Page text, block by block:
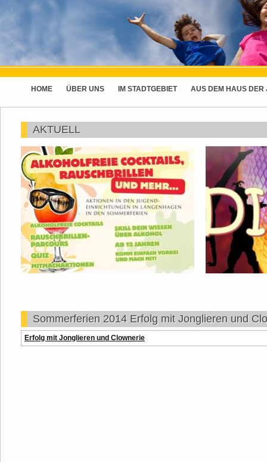
HOME ÜBER UNS IM STADTGEBIET AUS DEM HAUS DER
AKTUELL
Sommerferien 2014 Erfolg mit Jonglieren und
Erfolg mit Jonglieren und Clownerie